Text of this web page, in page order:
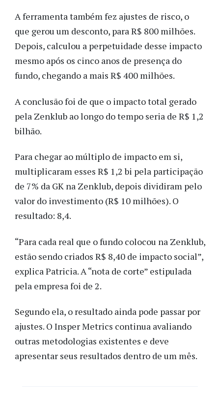
A ferramenta também fez ajustes de risco, o
que gerou um desconto, para R$ 800 milhões.
Depois, calculou a perpetuidade desse impacto
mesmo após os cinco anos de presença do
fundo, chegando a mais R$ 400 milhões.
A conclusão foi de que o impacto total gerado
pela Zenklub ao longo do tempo seria de R$ 1,2
bilhão.
Para chegar ao múltiplo de impacto em si,
multiplicaram esses R$ 1,2 bi pela participação
de 7% da GK na Zenklub, depois dividiram pelo
valor do investimento (R$ 10 milhões). O
resultado: 8,4.
“Para cada real que o fundo colocou na Zenklub,
estão sendo criados R$ 8,40 de impacto social”,
explica Patricia. A “nota de corte” estipulada
pela empresa foi de 2.
Segundo ela, o resultado ainda pode passar por
ajustes. O Insper Metrics continua avaliando
outras metodologias existentes e deve
apresentar seus resultados dentro de um mês.